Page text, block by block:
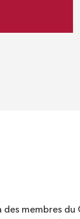
des membres